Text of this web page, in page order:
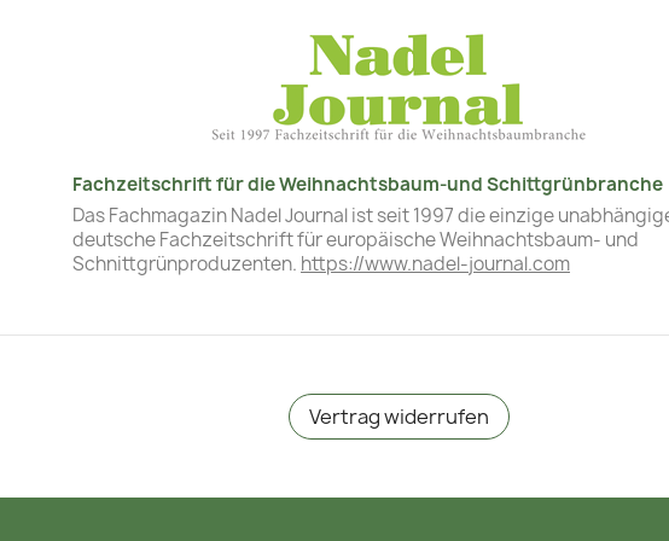
Fachzeitschrift für die Weihnachtsbaum-und Schittgrünbranche
Das Fachmagazin Nadel Journal ist seit 1997 die einzige
deutsche Fachzeitschrift für europäische Weihnachtsbaum- und
Schnittgrünproduzenten. https://www.nadel-journal.com
Vertrag widerrufen